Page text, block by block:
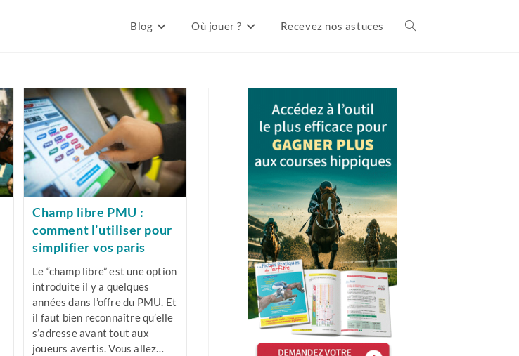
Blog Où jouer ? Recevez nos astuces Toggle
Champ libre PMU :
comment l’utiliser pour
simplifier vos paris
Le “champ libre” est une option
introduite il y a quelques
années dans l’offre du PMU. Et
il faut bien reconnaître qu’elle
s’adresse avant tout aux
joueurs avertis. Vous allez…